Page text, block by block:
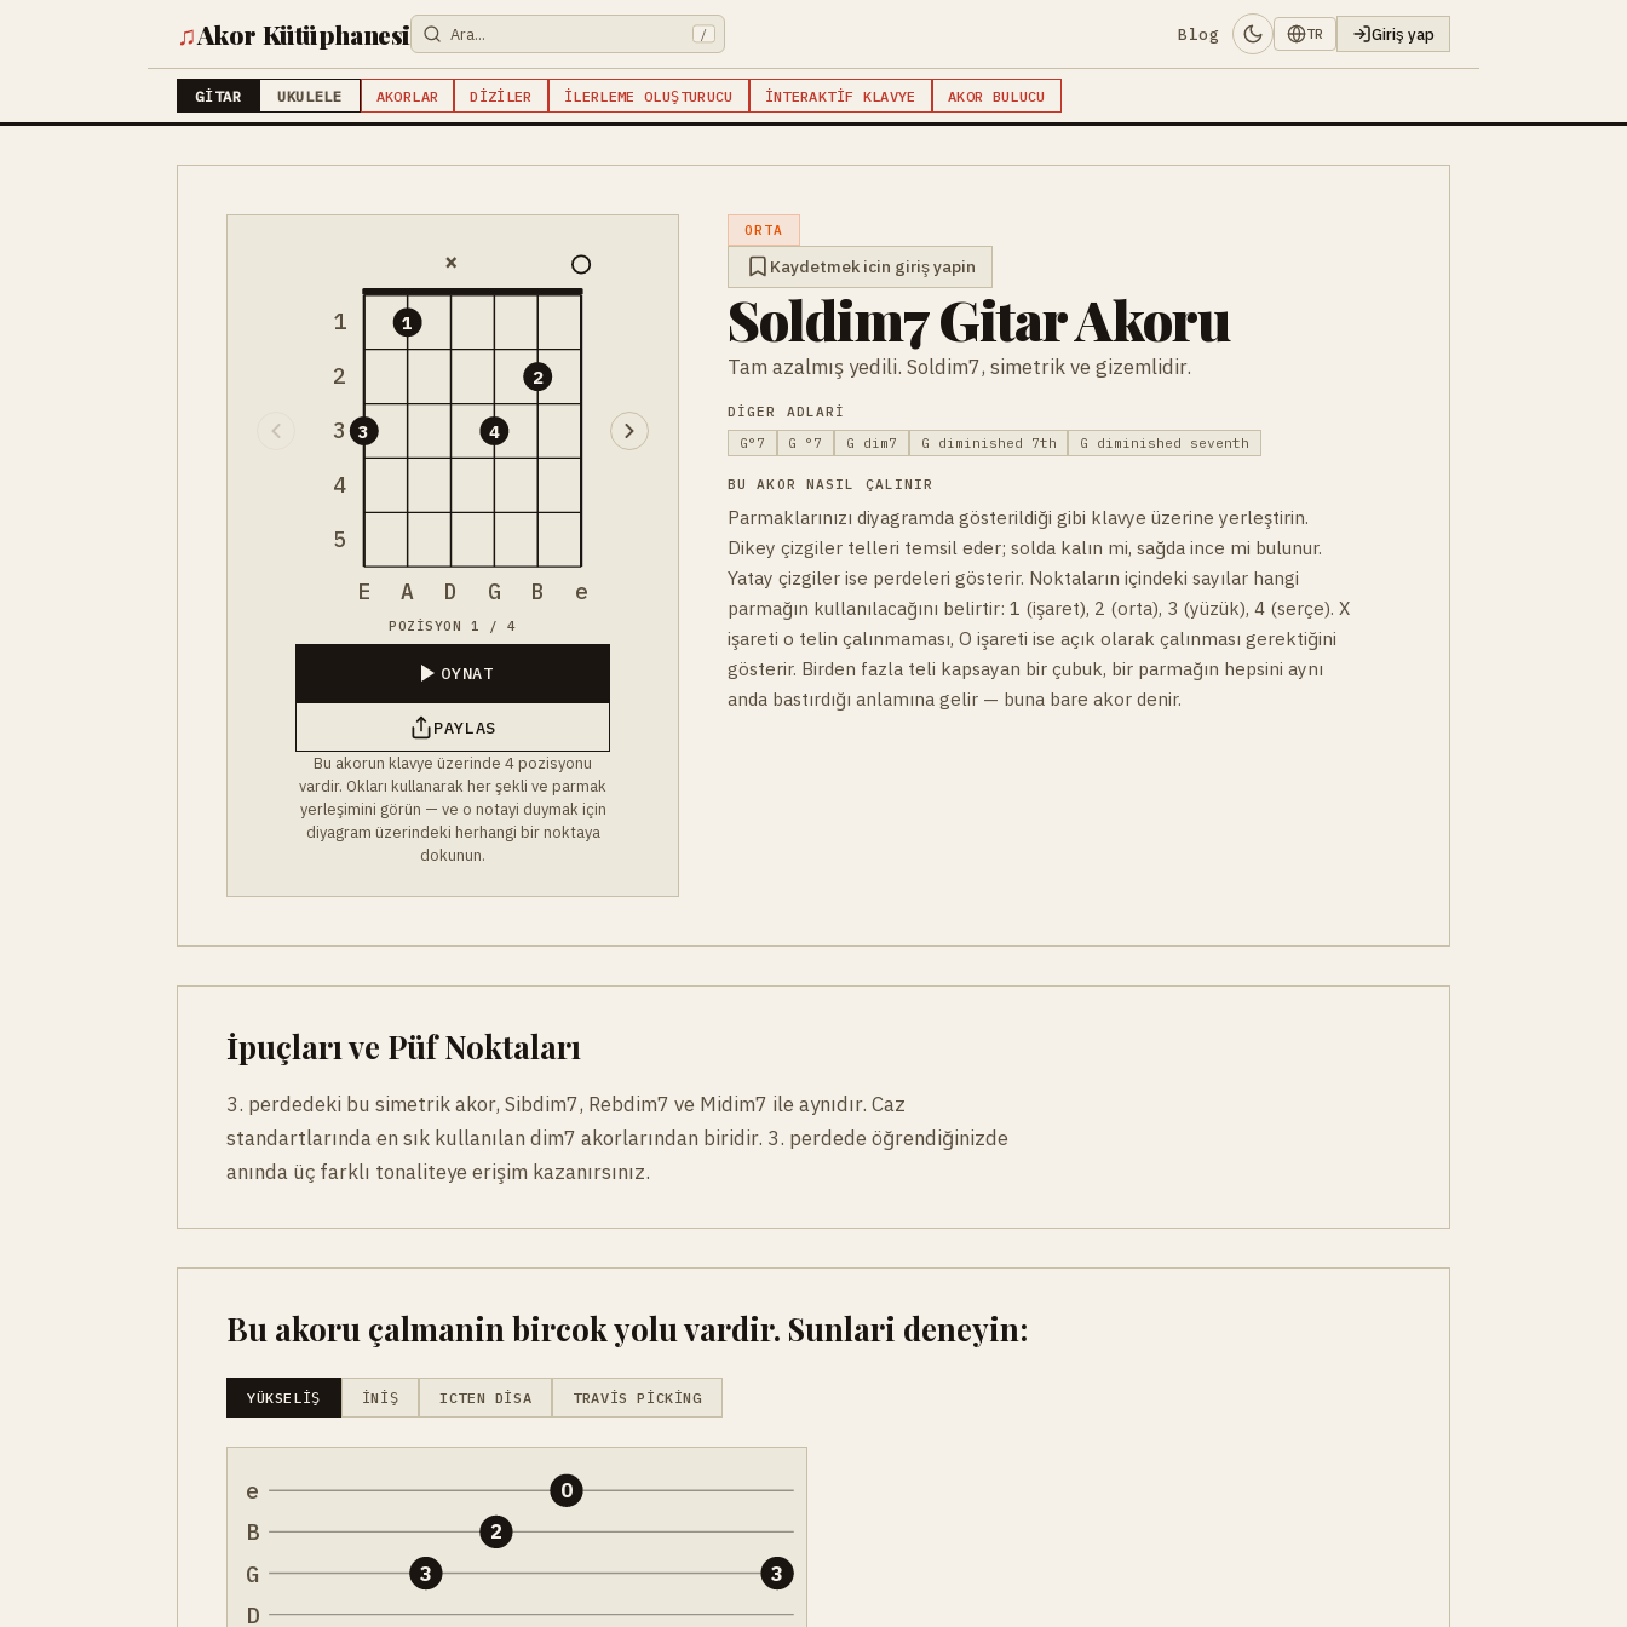
♫Akor Kütüphanesi / Blog TR Giriş yap
GITAR UKULELE AKORLAR DIZILER İLERLEME OLUŞTURUCU İNTERAKTIF KLAVYE AKOR BULUCU
1
2
3
4
5
×
3
1
4
2
E A D G B e
POZISYON 1 / 4
OYNAT
PAYLAS
Bu akorun klavye üzerinde 4 pozisyonu
vardir. Okları kullanarak her şekli ve parmak
yerleşimini görün — ve o notayi duymak için
diyagram üzerindeki herhangi bir noktaya
dokunun.
ORTA
Kaydetmek icin giriş yapin
Soldim7 Gitar Akoru
Tam azalmış yedili. Soldim7, simetrik ve gizemlidir.
DIGER ADLARI
G°7
G °7 G dim7 G diminished 7th G diminished seventh
BU AKOR NASIL ÇALINIR
Parmaklarınızı diyagramda gösterildiği gibi klavye üzerine yerleştirin.
Dikey çizgiler telleri temsil eder; solda kalın mi, sağda ince mi bulunur.
Yatay çizgiler ise perdeleri gösterir. Noktaların içindeki sayılar hangi
parmağın kullanılacağını belirtir: 1 (işaret), 2 (orta), 3 (yüzük), 4 (serçe). X
işareti o telin çalınmaması, O işareti ise açık olarak çalınması gerektiğini
gösterir. Birden fazla teli kapsayan bir çubuk, bir parmağın hepsini aynı
anda bastırdığı anlamına gelir — buna bare akor denir.
İpuçları ve Püf Noktaları
3. perdedeki bu simetrik akor, Sibdim7, Rebdim7 ve Midim7 ile aynıdır. Caz
standartlarında en sık kullanılan dim7 akorlarından biridir. 3. perdede öğrendiğinizde
anında üç farklı tonaliteye erişim kazanırsınız.
Bu akoru çalmanin bircok yolu vardir. Sunlari deneyin:
YÜKSELIŞ İNIŞ ICTEN DISA TRAVIS PICKING
e
B
G
D
3
2
0
3